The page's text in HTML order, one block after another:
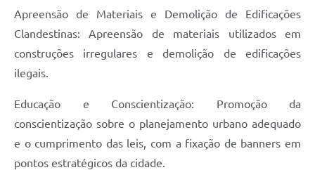
Apreensão de Materiais e Demolição de Edificações
Clandestinas: Apreensão de materiais utilizados em
construções irregulares e demolição de edificações
ilegais.
Educação e Conscientização: Promoção da
conscientização sobre o planejamento urbano adequado
e o cumprimento das leis, com a fixação de banners em
pontos estratégicos da cidade.